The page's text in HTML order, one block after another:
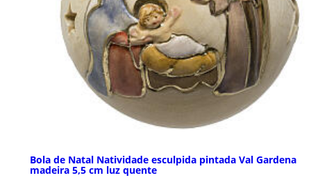
Bola de Natal Natividade esculpida pintada Val Gardena
madeira 5,5 cm luz quente